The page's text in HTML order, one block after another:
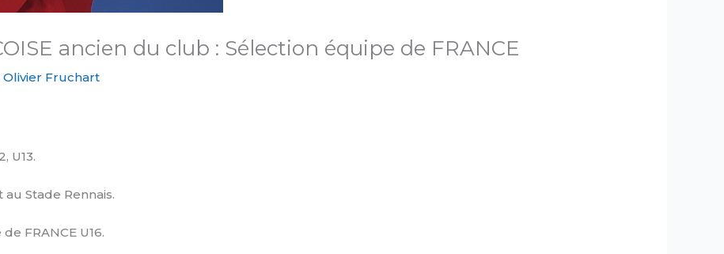
ancien du club : Sélection équipe de FRANCE
Olivier Fruchart
U13.
Stade Rennais.
FRANCE U16.